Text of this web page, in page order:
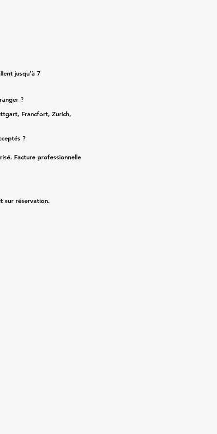
jusqu’à 7
?
Francfort, Zurich,
?
Facture professionnelle
sur réservation.